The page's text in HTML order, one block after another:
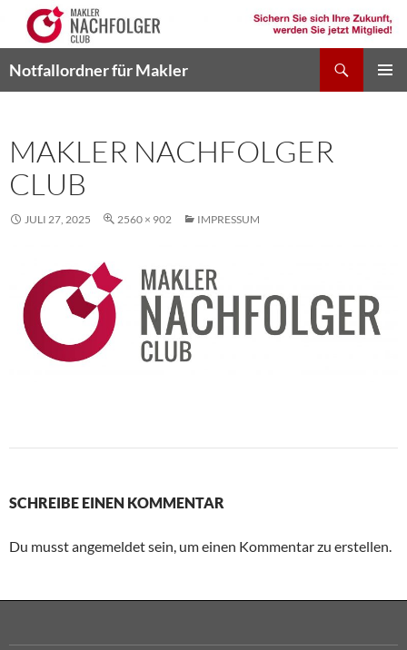
Inhalt
springen
Notfallordner für Makler
MAKLER NACHFOLGER
CLUB
JULI 27, 2025 2560 × 902 IMPRESSUM
SCHREIBE EINEN KOMMENTAR
Du musst angemeldet sein, um einen Kommentar zu erstellen.